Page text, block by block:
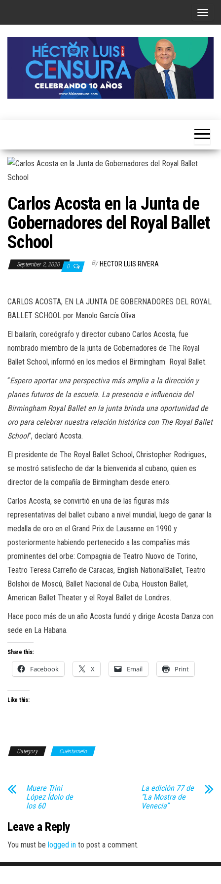
T
g
n
i
g
n
Carlos Acosta en la Junta de
Gobernadores del Royal Ballet
School
September 2, 2020 0 By HECTOR LUIS RIVERA
CARLOS ACOSTA, EN LA JUNTA DE GOBERNADORES DEL ROYAL
BALLET SCHOOL por Manolo García Oliva
El bailarín, coreógrafo y director cubano Carlos Acosta, fue
nombrado miembro de la junta de Gobernadores de The Royal
Ballet School , informó en los medios el Birmingham Royal Ballet.
“Espero aportar una perspectiva más amplia a la dirección y
planes futuros de la escuela. La presencia e influencia del
Birmingham Royal Ballet en la junta brinda una oportunidad de
oro para celebrar nuestra relación histórica con TheRoyal Ballet
School”, declaró Acosta.
El presidente de The Royal Ballet School , Christopher Rodrigues,
se mostró satisfecho de dar la bienvenida al cubano, quien es
director de la compañía de Birmingham desde enero.
Carlos Acosta, se convirtió en una de las figuras más
representativas del ballet cubano a nivel mundial, luego de ganar la
medalla de oro en el Grand Prix de Lausanne en 1990 y
posteriormente habiendo pertenecido a las compañías más
prominentes del orbe: Compagnia de Teatro Nuovo de Torino,
Teatro Teresa Carreño de Caracas, English National Ballet, Teatro
Bolshoi de Moscú, Ballet Nacional de Cuba, Houston Ballet,
American Ballet Theater y el Royal Ballet de Londres.
Hace poco más de un año Acosta fundó y dirige Acosta Danza con
sede en La Habana.
Share this:
Facebook X Email Print
Like this:
Category Cuéntamelo
Muere Trini
López Ídolo de
los 60
La edición 77 de
“La Mostra de
Venecia”
Leave a Reply
You must be logged in to post a comment.